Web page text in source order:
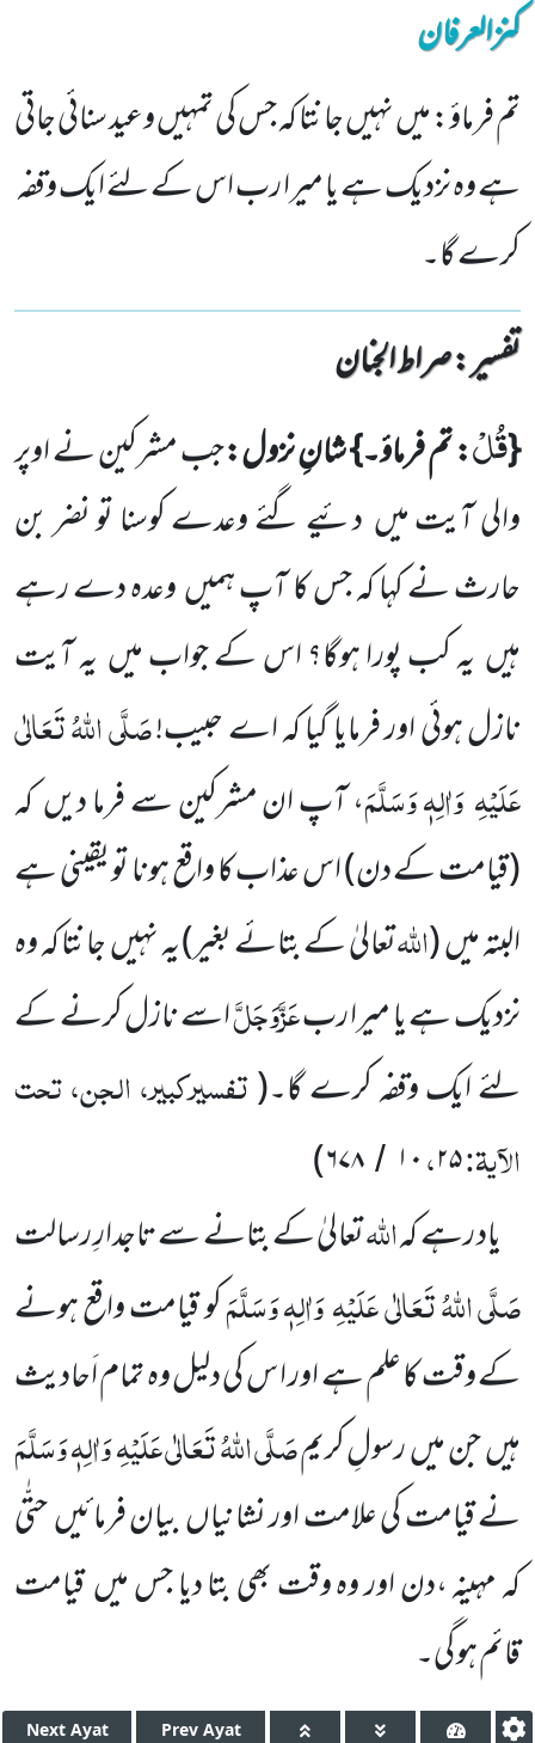
کنزالعرفان
تم فرماؤ: میں نہیں جانتا کہ جس کی تمہیں وعید سنائی جاتی
ہے وہ نزدیک ہے یا میرا رب اس کے لئے ایک وقفہ
کرے گا۔
تفسیر : ‎صراط الجنان
{قُلْ: تم فرماؤ۔}شانِ نزول:جب مشرکین نے اوپر
والی آیت میں دئیے گئےوعدے کوسنا تو نضر بن
حارث نے کہا کہ جس کا آپ ہمیںوعدہ دے رہے
ہیں یہ کب پورا ہوگا؟ اس کے جواب میں یہ آیت
نازل ہوئی اور فرمایا گیا کہ اےحبیب!صَلَّی اللّٰہُ تَعَالٰی
عَلَیْہِوَاٰلِہٖ وَسَلَّمَ، آپ ان مشرکینسے فرما دیںکہ
(قیامت کے دن)اس عذاب کا واقع ہونا تو یقینیہے
البتہ میں(اللّٰہتعالیٰ کے بتائے بغیر)یہ نہیںجانتا کہ وہ
نزدیک ہے یامیرا ربعَزَّوَجَلَّاسے نازل کرنے کے
لئےایک وقفہ کرے گا۔(تفسیرکبیر، الجن، تحت
الآیۃ:۲۵،۱۰ / ۶۷۸)
یاد رہے کہاللّٰہتعالیٰ کے بتانے سے تاجدارِرسالت
صَلَّی اللّٰہُ تَعَالٰی عَلَیْہِوَاٰلِہٖ وَسَلَّمَکو قیامت واقع ہونے
کےوقت کا علم ہے اور ا س کی دلیل وہ تمام اَحادیث
ہیںجن میںرسولِ کریمصَلَّی اللّٰہُ تَعَالٰی عَلَیْہِوَاٰلِہٖ وَسَلَّمَ
نے قیامت کی علامتاور نشانیاںبیان فرمائیںحتّٰی
کہ مہینہ ،دن اور وہ وقت بھی بتا دیا جس میںقیامت
قائم ہو گی۔
Next Ayat Prev Ayat